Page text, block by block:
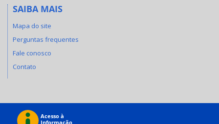
SAIBA MAIS
Mapa do site
Perguntas frequentes
Fale conosco
Contato